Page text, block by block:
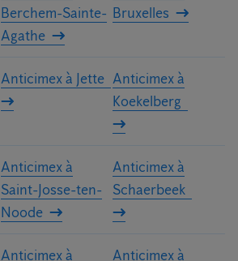
Berchem-Sainte-
Agathe
Bruxelles
Anticimex à Jette Anticimex à
Koekelberg
Anticimex à
Saint-Josse-ten-
Noode
Anticimex à
Schaerbeek
Anticimex à Anticimex à